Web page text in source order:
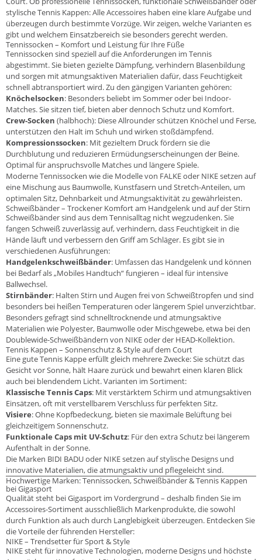
stylische Tennis Kappen: Alle Accessoires haben eine klare Aufgabe und
überzeugen durch bestimmte Vorzüge. Wir zeigen, welche Varianten es
gibt und welchem Einsatzbereich sie besonders gerecht werden.
Tennissocken – Komfort und Leistung für Ihre Füße
Tennissocken sind speziell auf die Anforderungen im Tennis
abgestimmt. Sie bieten gezielte Dämpfung, verhindern Blasenbildung
und sorgen mit atmungsaktiven Materialien dafür, dass Feuchtigkeit
schnell abtransportiert wird. Zu den gängigen Varianten gehören:
Knöchelsocken: Besonders beliebt im Sommer oder bei Indoor-
Matches. Sie sitzen tief, bieten aber dennoch Schutz und Komfort.
Crew-Socken (halbhoch): Diese Allrounder schützen Knöchel und Ferse,
unterstützen den Halt im Schuh und wirken stoßdämpfend.
Kompressionssocken: Mit gezieltem Druck fördern sie die
Durchblutung und reduzieren Ermüdungserscheinungen der Beine.
Optimal für anspruchsvolle Matches und längere Spiele.
Moderne Tennissocken wie die Modelle von FALKE oder NIKE setzen auf
eine Mischung aus Baumwolle, Kunstfasern und Stretch-Anteilen, um
optimalen Sitz, Dehnbarkeit und Atmungsaktivität zu gewährleisten.
Schweißbänder – Trockener Komfort am Handgelenk und auf der Stirn
Schweißbänder sind aus dem Tennisalltag nicht wegzudenken. Sie
fangen Schweiß zuverlässig auf, verhindern, dass Feuchtigkeit in die
Hände läuft und verbessern den Griff am Schläger. Es gibt sie in
verschiedenen Ausführungen:
Handgelenkschweißbänder: Umfassen das Handgelenk und können
bei Bedarf als „Mobiles Handtuch“ fungieren – ideal für intensive
Ballwechsel.
Stirnbänder: Halten Stirn und Augen frei von Schweißtropfen und sind
besonders bei heißen Temperaturen oder längerem Spiel unverzichtbar.
Besonders gefragt sind schnelltrocknende und atmungsaktive
Materialien wie Polyester, Baumwolle oder Mischgewebe, etwa bei den
Doublewide-Schweißbändern von NIKE oder der HEAD-Kollektion.
Tennis Kappen – Sonnenschutz & Style auf dem Court
Eine gute Tennis Kappe erfüllt gleich mehrere Zwecke: Sie schützt das
Gesicht vor Sonne, hält Haare zurück und bewahrt einen klaren Blick
auch bei blendendem Licht. Varianten im Sortiment:
Klassische Tennis Caps: Mit verstärktem Schirm und atmungsaktiven
Einsätzen, oft mit verstellbarem Verschluss für perfekten Sitz.
Visiere: Ohne Kopfbedeckung, bieten sie maximale Belüftung bei
gleichzeitigem Sonnenschutz.
Funktionale Caps mit UV-Schutz: Für den extra Schutz bei längerem
Aufenthalt in der Sonne.
Die Marken BIDI BADU oder NIKE setzen auf stylische Designs und
innovative Materialien, die atmungsaktiv und pflegeleicht sind.
Hochwertige Marken: Tennissocken, Schweißbänder & Tennis Kappen
bei Gigasport
Qualität steht bei Gigasport im Vordergrund – deshalb finden Sie im
Accessoires-Sortiment ausschließlich Markenprodukte, die sowohl
durch Funktion als auch durch Langlebigkeit überzeugen. Entdecken Sie
die Vorteile der führenden Hersteller:
NIKE – Trendsetter für Sport & Style
NIKE steht für innovative Technologien, moderne Designs und höchste